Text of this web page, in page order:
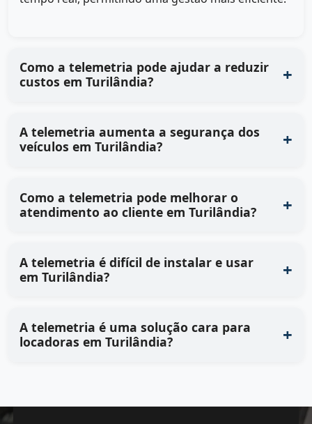
Como a telemetria pode ajudar a reduzir
custos em Turilândia?
A telemetria aumenta a segurança dos
veículos em Turilândia?
Como a telemetria pode melhorar o
atendimento ao cliente em Turilândia?
A telemetria é difícil de instalar e usar
em Turilândia?
A telemetria é uma solução cara para
locadoras em Turilândia?